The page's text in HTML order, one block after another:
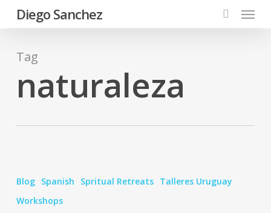
content
Diego Sanchez
search
Menu
Tag
naturaleza
efecto
la
Blog Spanish Spritual Retreats Talleres Uruguay
Workshops